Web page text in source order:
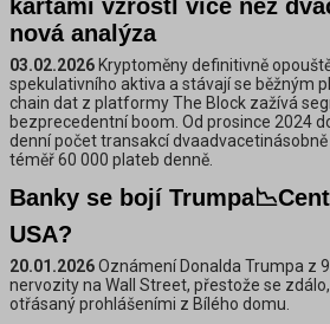
kartami vzrostl více než
nová analýza
03.02.2026 Kryptoměny definitivně
spekulativního aktiva a stávají se běžným
chain dat z platformy The Block zažívá
bezprecedentní boom. Od prosince 2024
denní počet transakcí
téměř 60 000 plateb denně.
Banky se bojí
USA?
20.01.2026Oznámení Donalda Trumpa z
nervozity na Wall Street, přestože se
otřásaný prohlášeními z Bílého domu.